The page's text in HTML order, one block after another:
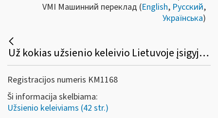
VMI Машинний переклад (English, Русский,
Українська)
Už kokias užsienio keleivio Lietuvoje įsigyjamas prekes sumokėtas PVM gali būti grąžinamas?
Registracijos numeris KM1168
Ši informacija skelbiama:
Užsienio keleiviams (42 str.)